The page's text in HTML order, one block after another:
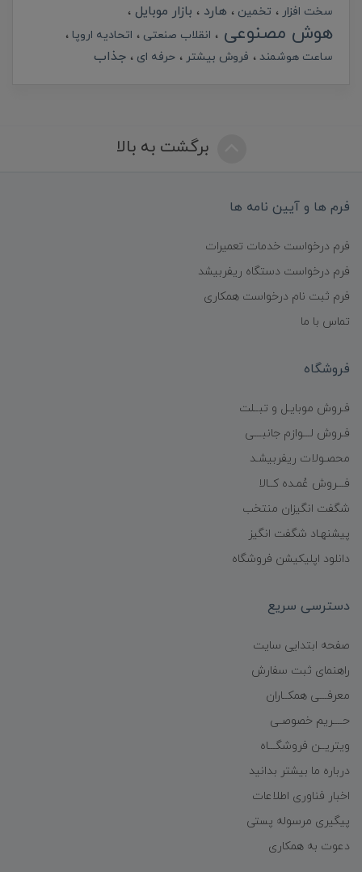
سخت افزار
تخمین هارد بازار موبایل
هوش مصنوعی انقلاب صنعتی
اتحادیه اروپا
ساعت هوشمند
فروش بیشتر حرفه ای جذاب
برگشت به بالا
فرم ها و آیین نامه ها
فرم درخواست خدمات تعمیرات
فرم درخواست دستگاه ریفربیشد
فرم ثبت نام درخواست همکاری
تماس با ما
فروشگاه
فـروش موبایـل و تبــلت
فـروش لـــوازم جانبـــی
محصـولات ریفربیشـد
فـــروش عُمـده کــالا
شگفت انگیزان منتخب
پیشنهـاد شگفت انگیز
دانلود اپلیکیشن فروشگاه
دسترسی سریع
صفحه ابتدایی سایت
راهنمای ثبت سفارش
معرفـــی همکــاران
حــــریم خصوصـی
ویتریــن فروشگـــاه
درباره ما بیشتر بدانید
اخبار فناوری اطلاعات
پیگیری مرسوله پستی
دعوت به همکاری